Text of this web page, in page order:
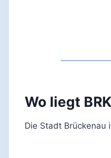
Wo liegt
Die Stadt Brückenau